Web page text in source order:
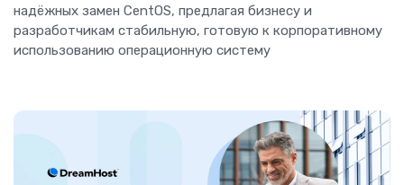
надёжных замен CentOS, предлагая бизнесу и
разработчикам стабильную, готовую к корпоративному
использованию операционную систему